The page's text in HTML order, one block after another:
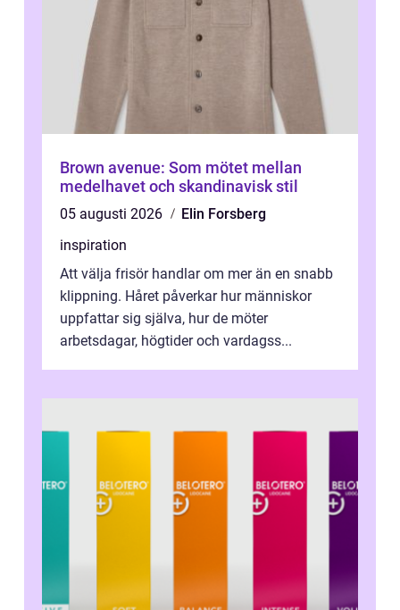
Brown avenue: Som mötet mellan
medelhavet och skandinavisk stil
05 augusti 2026
Elin Forsberg
inspiration
Att välja frisör handlar om mer än en snabb
klippning. Håret påverkar hur människor
uppfattar sig själva, hur de möter
arbetsdagar, högtider och vardagss...